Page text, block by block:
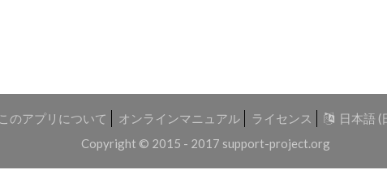
このアプリについて オンラインマニュアル ライセンス
日本語 (
Copyright © 2015 - 2017 support-project.org